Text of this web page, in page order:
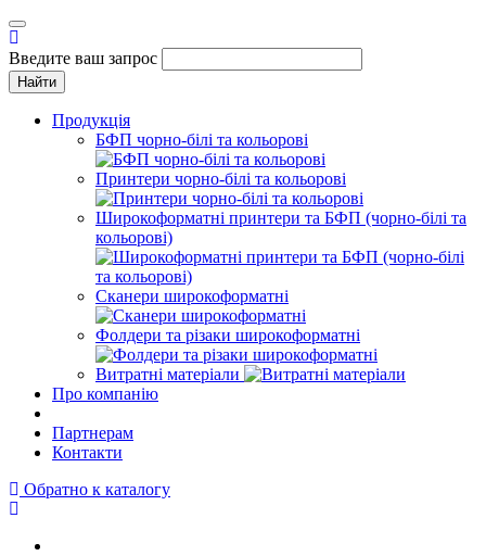
Toggle
navigation
Введите ваш запрос
Найти
Продукція
БФП чорно-білі та кольорові
Принтери чорно-білі та кольорові
Широкоформатні принтери та БФП (чорно-білі та
кольорові)
Сканери широкоформатні
Фолдери та різаки широкоформатні
Витратні матеріали
Про компанію
Партнерам
Контакти
Обратно к каталогу